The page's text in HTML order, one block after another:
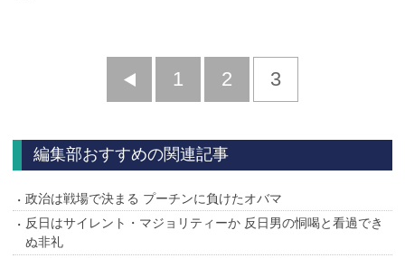
前
1 2 3
編集部おすすめの関連記事
政治は戦場で決まる プーチンに負けたオバマ
反日はサイレント・マジョリティーか 反日男の恫喝と看過でき
ぬ非礼